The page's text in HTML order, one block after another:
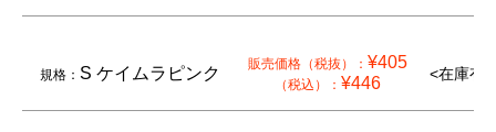
規格： S ケイムラピンク 販売価格（税抜）： ¥405
（税込）： ¥446 <在庫有